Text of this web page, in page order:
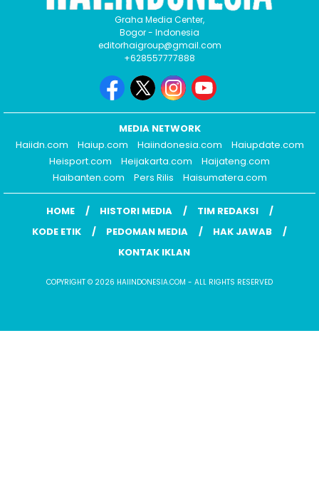
Graha Media Center,
Bogor - Indonesia
editorhaigroup@gmail.com
+628557777888
MEDIA NETWORK
Haiidn.com
Haiup.com Haiindonesia.com
Haiupdate.com
Heisport.com
Heijakarta.com
Haijateng.com
Haibanten.com
Pers Rilis Haisumatera.com
HOME HISTORI MEDIA
TIM REDAKSI
KODE ETIK
PEDOMAN MEDIA
HAK JAWAB
KONTAK IKLAN
COPYRIGHT © 2026 HAIINDONESIA.COM - ALL RIGHTS RESERVED